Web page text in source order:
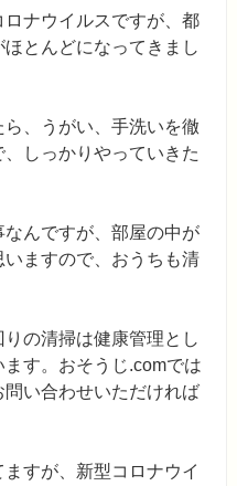
ナウイルスですが、都
とんどになってきまし
、うがい、手洗いを徹
しっかりやっていきた
んですが、部屋の中が
ますので、おうちも清
の清掃は健康管理とし
す。おそうじ.comでは
い合わせいただければ
すが、新型コロナウイ